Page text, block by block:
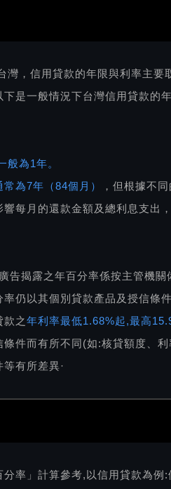
灣，信用貸款的年限與利率主要
是一般情況下台灣信用貸款的
般為1年。
常為7年（84個月）
，但根據不
每月的還款金額及總利息支出
告揭露之年百分率係按主管機
仍以其個別貸款產品及授信條件
款之年利率最低1.68%起,最高
條件而有所不同(如:核貸額度、
有所差異·
分率」計算參考,以信用貸款為例